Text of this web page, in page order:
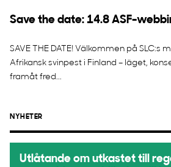
Save the date: 14.8 ASF-
SAVE THE DATE! Välkommen på
Afrikansk svinpest i Finland – läget,
framåt fred...
NYHETER
Utlåtande om utkastet till